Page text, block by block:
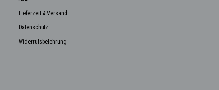
Lieferzeit & Versand
Datenschutz
Widerrufsbelehrung